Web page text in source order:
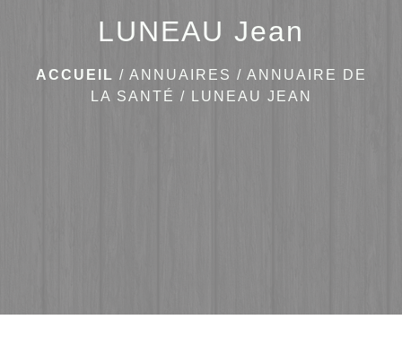
LUNEAU Jean
ACCUEIL / ANNUAIRES / ANNUAIRE DE
LA SANTÉ / LUNEAU JEAN